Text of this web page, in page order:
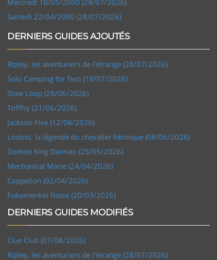
Samedi 22/04/2000 (28/07/2026)
DERNIERS GUIDES AJOUTÉS
Ripley, les aventuriers de l'étrange (28/07/2026)
Solo Camping for Two (19/07/2026)
Slow Loop (28/06/2026)
Tofffsy (21/06/2026)
Jackson Five (12/06/2026)
Lodoss, la légende du chevalier héroïque (08/06/2026)
Demon King Daimao (25/05/2026)
Mechanical Marie (24/04/2026)
Coppelion (02/04/2026)
Fukumenkei Noise (20/03/2026)
DERNIERS GUIDES MODIFIÉS
Clue Club (07/08/2026)
Ripley, les aventuriers de l'étrange (28/07/2026)